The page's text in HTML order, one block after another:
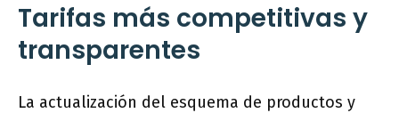
Tarifas más competitivas y
transparentes
La actualización del esquema de productos y